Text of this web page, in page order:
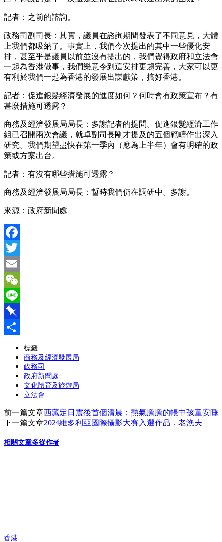
記者：之前的諮詢。
政務司副司長：其實，議員在諮詢期間發表了不同意見，大體
上我們都吸納了。事實上，我們今次提出的其中一些優化安
排，甚至乎是議員以前並沒有提出的，我們覺得政府和立法會
一起為香港做事，我們樂意令到這安排更趨完善，大家可以更
有利於我們一起為香港的發展出謀獻策，搞好香港。
記者：促進銀髮經濟發展的進度如何？何時會有政策宣布？有
甚麼措施可透露？
商務及經濟發展局局長：多謝記者的提問。促進銀髮經濟工作
組已召開兩次會議，就卓副司長剛才提及的五個範疇作出深入
研究。我們期望盡快在第一季內（應為上半年）會有明確的政
策或方案出台。
記者：有沒有哪些措施可透露？
商務及經濟發展局局長：暫時我們仍在調研中。多謝。
來源：政府新聞處
Facebook
Twitter
Email
WeChat
Line
Pinboard
標籤
商務及經濟發展局
政務司
政府新聞處
文化體育及旅遊局
立法會
前一篇文章西藏定日震後首個清晨：熱氣騰騰的帳中孩童安睡
下一篇文章2024維多利亞國際攝影大賽入選作品：老漁夫
相關文章多從作者
香港